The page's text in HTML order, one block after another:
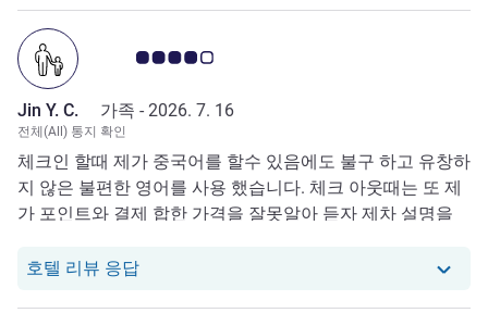
못준다고 함. General Manager와 얘기해 보라고 했는데 없
다고함. 예약한 스위트룸이 뷰가 좋지 않다며 다운그레이드
시켜서 룸 제공함. 예약한 80제곱미터 룸으로 달라고 재차
이야기 했지만 뷰가 별로다 룸이 없다 똑같은 룸이다 하며
마음대로 다운그레이드된 스위트로 배정함. 하지만 예약했
던 좋은 뷰의 룸이 있었음. 저녁에 Duty Manager인 Yolanda
Wu의 도움으로 원래 예약했던 룸으로 교체하였음. 그날 하
루 일정을 다 망쳤고 매우 불쾌했음. Swissotel과 Front
Manager에게 매우 실망스러움. 아코르 규정 숙지가 시급해
스러우며 더 발전에 노력을 기울일 필요가 있음.
고객 평점 4.0/5
Jin Y. C. 가족 - 2026. 7. 16
전체(All) 통지 확인
체크인 할때 제가 중국어를 할수 있음에도 불구 하고 유창하
지 않은 불편한 영어를 사용 했습니다. 체크 아웃때는 또 제
가 포인트와 결제 합한 가격을 잘못알아 듣자 제차 설명을
호텔 리뷰 응답당 호텔에서는 Jin Y. C.로부터의 리뷰에 응답